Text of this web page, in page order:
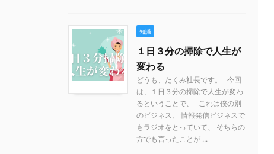
知識
１日３分の掃除で人生が
変わる
どうも、たくみ社長です。 今回
は、１日３分の掃除で人生が変わ
るということで、 これは僕の別
のビジネス、 情報発信ビジネスで
もラジオをとっていて、 そちらの
方でも言ったことが ...